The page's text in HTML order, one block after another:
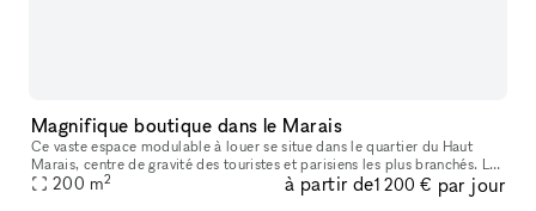
Magnifique boutique dans le Marais
Ce vaste espace modulable à louer se situe dans le quartier du Haut
Marais, centre de gravité des touristes et parisiens les plus branchés. Les
boutiques y sont pointues, les bars et restaurants, con
200 m2 à partir de1 200 € par jour